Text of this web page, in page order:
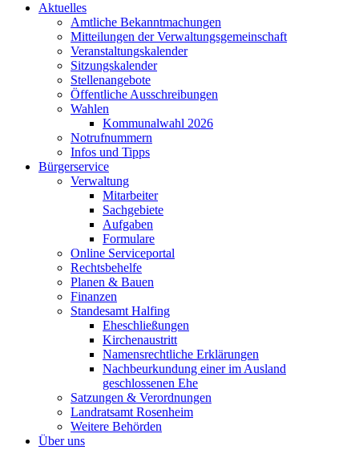
Aktuelles
Amtliche Bekanntmachungen
Mitteilungen der Verwaltungsgemeinschaft
Veranstaltungskalender
Sitzungskalender
Stellenangebote
Öffentliche Ausschreibungen
Wahlen
Kommunalwahl 2026
Notrufnummern
Infos und Tipps
Bürgerservice
Verwaltung
Mitarbeiter
Sachgebiete
Aufgaben
Formulare
Online Serviceportal
Rechtsbehelfe
Planen & Bauen
Finanzen
Standesamt Halfing
Eheschließungen
Kirchenaustritt
Namensrechtliche Erklärungen
Nachbeurkundung einer im Ausland
geschlossenen Ehe
Satzungen & Verordnungen
Landratsamt Rosenheim
Weitere Behörden
Über uns